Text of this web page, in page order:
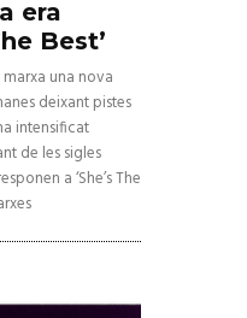
era
Best’
una nova
deixant pistes
intensificat
de les sigles
a ‘She’s The